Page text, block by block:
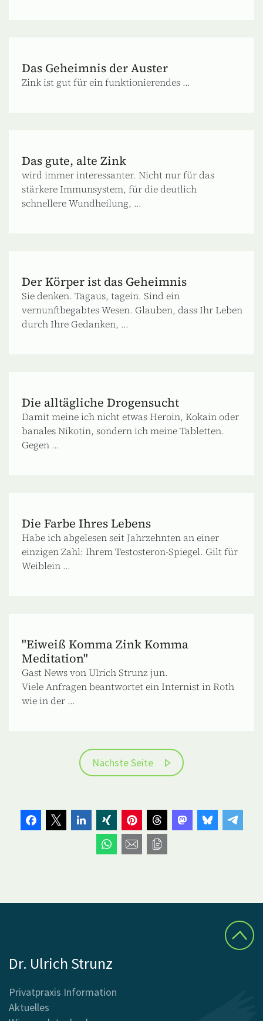
Das Geheimnis der Auster
Zink ist gut für ein funktionierendes ...
Das gute, alte Zink
wird immer interessanter. Nicht nur für das
stärkere Immunsystem, für die deutlich
schnellere Wundheilung, ...
Der Körper ist das Geheimnis
Sie denken. Tagaus, tagein. Sind ein
vernunftbegabtes Wesen. Glauben, dass Ihr Leben
durch Ihre Gedanken, ...
Die alltägliche Drogensucht
Damit meine ich nicht etwas Heroin, Kokain oder
banales Nikotin, sondern ich meine Tabletten.
Gegen ...
Die Farbe Ihres Lebens
Habe ich abgelesen seit Jahrzehnten an einer
einzigen Zahl: Ihrem Testosteron-Spiegel. Gilt für
Weiblein ...
"Eiweiß Komma Zink Komma
Meditation"
Gast News von Ulrich Strunz jun.
Viele Anfragen beantwortet ein Internist in Roth
wie in der ...
Nächste Seite
Dr. Ulrich Strunz
Privatpraxis Information
Aktuelles